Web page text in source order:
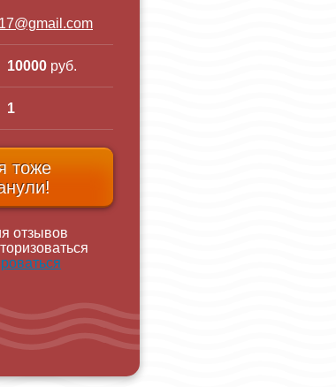
10000 руб.
1
тоже
отзывов